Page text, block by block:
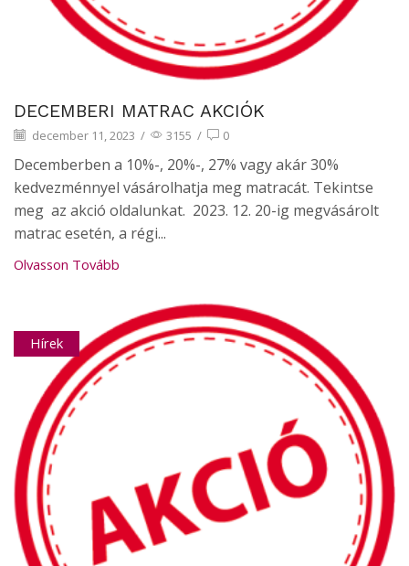
DECEMBERI MATRAC AKCIÓK
december 11, 2023 / 3155 / 0
Decemberben a 10%-, 20%-, 27% vagy akár 30%
kedvezménnyel vásárolhatja meg matracát. Tekintse
meg az akció oldalunkat. 2023. 12. 20-ig megvásárolt
matrac esetén, a régi...
Olvasson Tovább
Hírek